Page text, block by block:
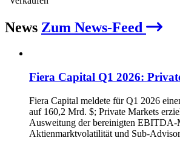
News Zum News-Feed
Fiera Capital Q1 2026:
Fiera Capital meldete für Q1 2026
auf 160,2 Mrd. $; Private Markets
Ausweitung der bereinigten EBITDA-
Aktienmarktvolatilität und Sub-